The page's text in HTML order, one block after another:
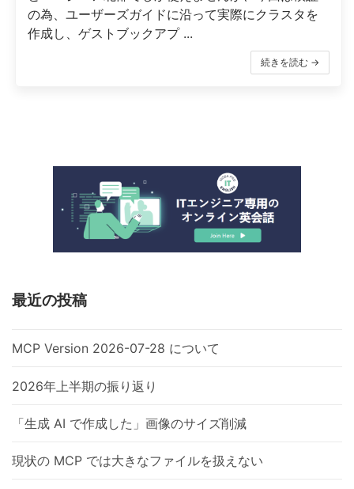
の為、ユーザーズガイドに沿って実際にクラスタを
作成し、ゲストブックアプ ...
続きを読む →
最近の投稿
MCP Version 2026-07-28 について
2026年上半期の振り返り
「生成 AI で作成した」画像のサイズ削減
現状の MCP では大きなファイルを扱えない